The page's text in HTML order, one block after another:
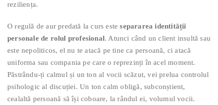
reziliența.
O regulă de aur predată la curs estesepararea identității
personale de rolul profesional. Atunci când un client insultă sau
este nepoliticos, el nu te atacă pe tine ca persoană, ci atacă
uniforma sau compania pe care o reprezinți în acel moment.
Păstrându-ți calmul și un ton al vocii scăzut, vei prelua controlul
psihologic al discuției. Un ton calm obligă, subconștient,
cealaltă persoană să își coboare, la rândul ei, volumul vocii.